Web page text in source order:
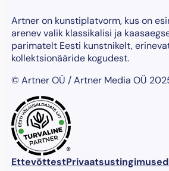
Artner on kunstiplatvorm, kus on
arenev valik klassikalisi ja
parimatelt Eesti kunstnikelt,
kollektsionääride kogudest.
© Artner OÜ / Artner Media OÜ
®
EttevõttestPrivaatsustingimused